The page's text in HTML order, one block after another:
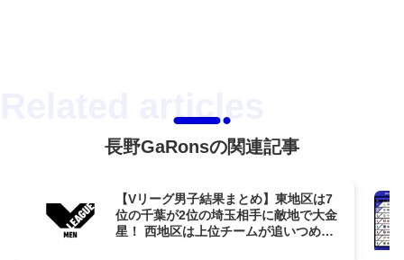
長野GaRonsの関連記事
【Vリーグ男子結果まとめ】東地区は7
位の千葉が2位の埼玉相手に敵地で大金
星！ 西地区は上位チームが追いつめら